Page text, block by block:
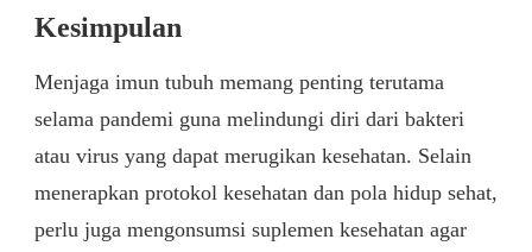
Kesimpulan
Menjaga imun tubuh memang penting terutama
selama pandemi guna melindungi diri dari bakteri
atau virus yang dapat merugikan kesehatan. Selain
menerapkan protokol kesehatan dan pola hidup sehat,
perlu juga mengonsumsi suplemen kesehatan agar